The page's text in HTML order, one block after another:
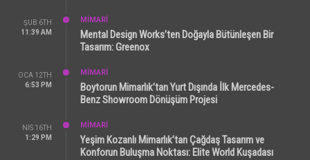
ŞUB 6TH
11:39 AM
MİMARİ
Mental Design Works’ten Doğayla Bütünleşen Bir
Tasarım: Greenox
OCA 12TH
6:53 PM
MİMARİ
Boytorun Mimarlık’tan Yurt Dışında İlk Mercedes-
Benz Showroom Dönüşüm Projesi
NIS 16TH
1:29 PM
MİMARİ
Yeşim Kozanlı Mimarlık’tan Çağdaş Tasarım ve
Konforun Buluşma Noktası: Elite World Kuşadası